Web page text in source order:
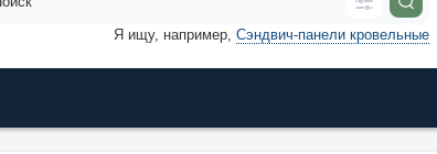
Я ищу, например, Сэндвич-панели кровельные